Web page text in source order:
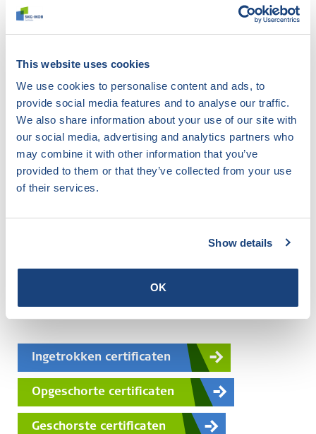
This website uses cookies
We use cookies to personalise content and ads, to
provide social media features and to analyse our traffic.
We also share information about your use of our site with
our social media, advertising and analytics partners who
may combine it with other information that you’ve
provided to them or that they’ve collected from your use
of their services.
Show details
OK
Er is 1 certificaat gevonden
Genereer PDF
Nummer
SKGIKOB.015712.01.NL
scroll
Ingetrokken certificaten
Opgeschorte certificaten
Geschorste certificaten